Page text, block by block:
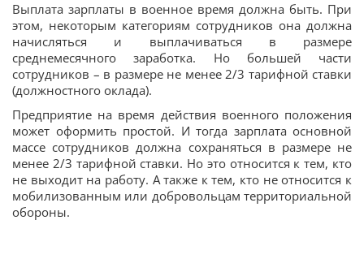
Выплата зарплаты в военное время должна быть. При
этом, некоторым категориям сотрудников она должна
начисляться и выплачиваться в размере
среднемесячного заработка. Но большей части
сотрудников – в размере не менее 2/3 тарифной ставки
(должностного оклада).
Предприятие на время действия военного положения
может оформить простой. И тогда зарплата основной
массе сотрудников должна сохраняться в размере не
менее 2/3 тарифной ставки. Но это относится к тем, кто
не выходит на работу. А также к тем, кто не относится к
мобилизованным или добровольцам территориальной
обороны.